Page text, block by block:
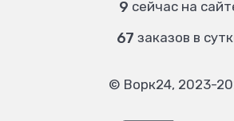
9 сейчас на
67 заказов в
© Ворк24, 2023-